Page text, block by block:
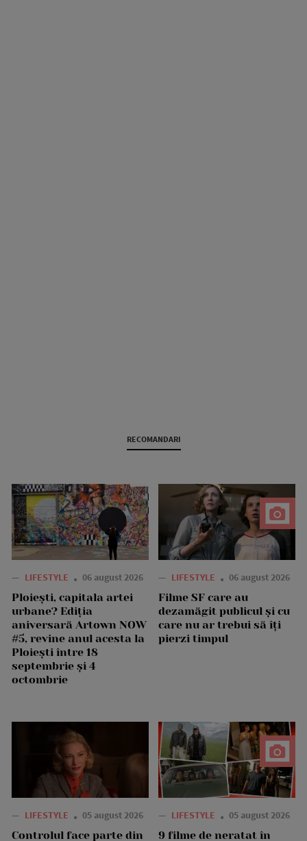
RECOMANDARI
— LIFESTYLE 06 august 2026
Ploiești, capitala artei
urbane? Ediția
aniversară Artown NOW
#5, revine anul acesta la
Ploiești între 18
septembrie și 4
octombrie
— LIFESTYLE 06 august 2026
Filme SF care au
dezamăgit publicul și cu
care nu ar trebui să îți
pierzi timpul
— LIFESTYLE 05 august 2026
Controlul face parte din
— LIFESTYLE 05 august 2026
9 filme de neratat în